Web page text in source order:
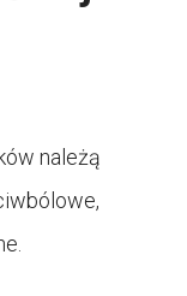
należą